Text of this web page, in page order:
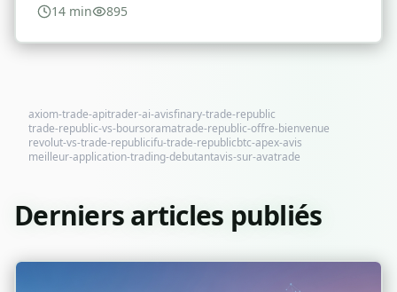
14 min 895
axiom-trade-apitrader-ai-avisfinary-trade-republic
trade-republic-vs-boursoramatrade-republic-offre-bienvenue
revolut-vs-trade-republicifu-trade-republicbtc-apex-avis
meilleur-application-trading-debutantavis-sur-avatrade
Derniers articles publiés